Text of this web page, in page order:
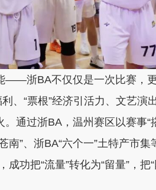
——浙BA不仅仅是一次比赛，
利、“票根”经济引活力、文艺
通过浙BA，温州 赛区以赛事“
南”、浙BA“六个一”土特产市
成功把“流量”转化为“留量”，把